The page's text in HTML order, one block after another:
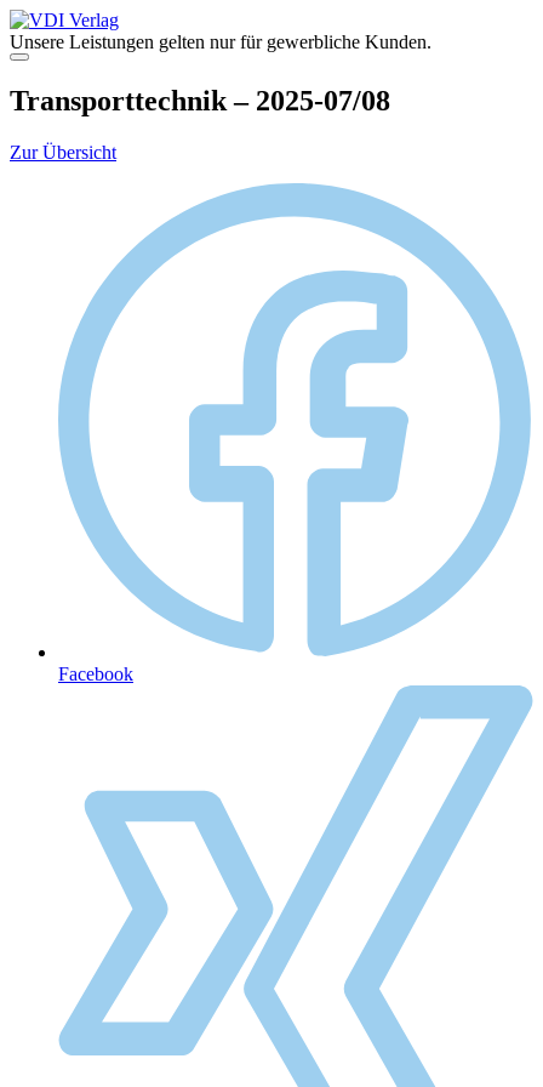
Zum
Inhalt
springen
Unsere Leistungen gelten nur für gewerbliche Kunden.
Menü
Transporttechnik – 2025-07/08
Zur Übersicht
Facebook